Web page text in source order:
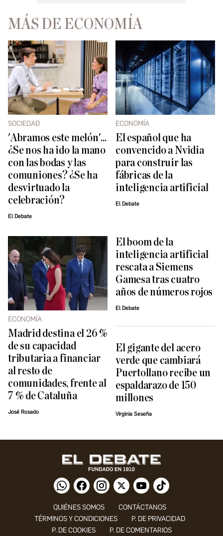
MÁS DE ECONOMÍA
SOCIEDAD
'Abramos este melón'...
¿Se nos ha ido la mano
con las bodas y las
comuniones? ¿Se ha
desvirtuado la
celebración?
El Debate
ECONOMÍA
El español que ha
convencido a Nvidia
para construir las
fábricas de la
inteligencia artificial
El Debate
ECONOMÍA
Madrid destina el 26 %
de su capacidad
tributaria a financiar
al resto de
comunidades, frente al
7 % de Cataluña
José Rosado
El boom de la
inteligencia artificial
rescata a Siemens
Gamesa tras cuatro
años de números rojos
El Debate
El gigante del acero
verde que cambiará
Puertollano recibe un
espaldarazo de 150
millones
Virginia Seseña
QUIÉNES SOMOS
CONTÁCTANOS
TÉRMINOS Y CONDICIONES
P. DE PRIVACIDAD
P. DE COOKIES
P. DE COMENTARIOS